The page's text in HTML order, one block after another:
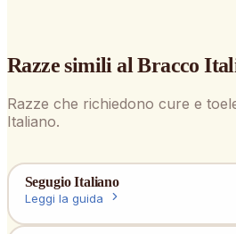
Razze simili alBracco
Razze che richiedono cure e
Italiano.
Segugio Italiano
Leggi la guida